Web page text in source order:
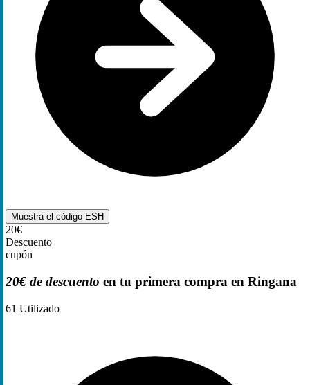
Muestra el código ESH
20€
Descuento
cupón
20€ de descuento en tu primera compra en Ringana
61 Utilizado